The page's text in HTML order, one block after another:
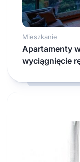
Mieszkanie
Apartamenty
wyciągnięcie